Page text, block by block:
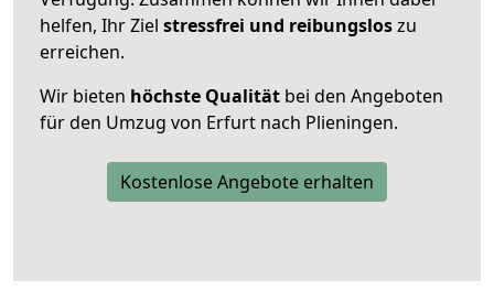
helfen, Ihr Ziel stressfrei und reibungsloszu
erreichen.
Wir bieten höchste Qualität bei den Angeboten
für den Umzug von Erfurt nach Plieningen.
Kostenlose Angebote erhalten